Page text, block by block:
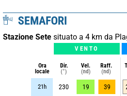
SEMAFORI
Stazione Sete situato a 4 km da
VENTO
Ora
locale
Dir.
(°)
Vel.
(nd)
Raff.
(nd)
21h 230 19 39